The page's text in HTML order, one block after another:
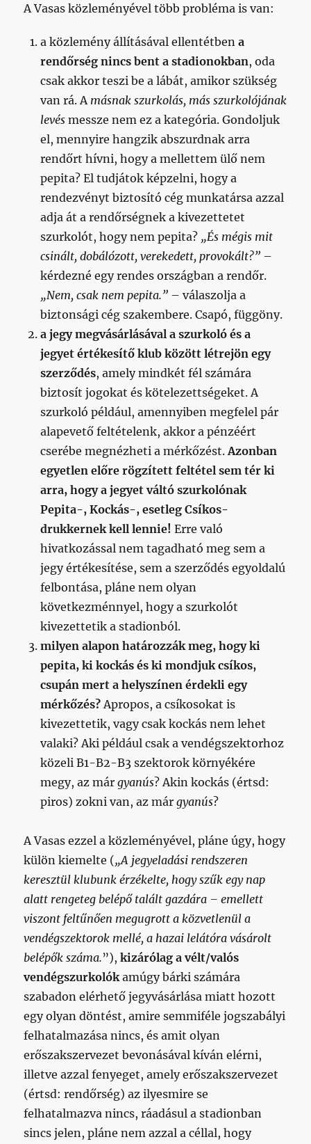
A Vasas közleményével több probléma is van:
a közlemény állításával ellentétbena
rendőrség nincs bent a stadionokban, oda
csak akkor teszi be a lábát, amikor szükség
van rá. A másnak szurkolás, más szurkolójának
levés messze nem ez a kategória. Gondoljuk
el, mennyire hangzik abszurdnak arra
rendőrt hívni, hogy a mellettem ülő nem
pepita? El tudjátok képzelni, hogy a
rendezvényt biztosító cég munkatársa azzal
adja át a rendőrségnek a kivezettetet
szurkolót, hogy nem pepita? „És mégis mit
csinált, dobálózott, verekedett, provokált?” –
kérdezné egy rendes országban a rendőr.
„Nem, csak nem pepita.” – válaszolja a
biztonsági cég szakembere. Csapó, függöny.
a jegy megvásárlásával a szurkoló és a
jegyet értékesítő klub között létrejön egy
szerződés, amely mindkét fél számára
biztosít jogokat és kötelezettségeket. A
szurkoló például, amennyiben megfelel pár
alapevető feltételenk, akkor a pénzéért
cserébe megnézheti a mérkőzést.Azonban
egyetlen előre rögzített feltétel sem tér ki
arra, hogy a jegyet váltó szurkolónak
Pepita-, Kockás-, esetleg Csíkos-
drukkernek kell lennie! Erre való
hivatkozással nem tagadható meg sem a
jegy értékesítése, sem a szerződés egyoldalú
felbontása, pláne nem olyan
következménnyel, hogy a szurkolót
kivezettetik a stadionból.
milyen alapon határozzák meg, hogy ki
pepita, ki kockás és ki mondjuk csíkos,
csupán mert a helyszínen érdekli egy
mérkőzés? Apropos, a csíkosokat is
kivezettetik, vagy csak kockás nem lehet
valaki? Aki például csak a vendégszektorhoz
közeli B1-B2-B3 szektorok környékére
megy, az márgyanús? Akin kockás (értsd:
piros) zokni van, az márgyanús?
A Vasas ezzel a közleményével, pláne úgy, hogy
külön kiemelte („A jegyeladási rendszeren
keresztül klubunk érzékelte, hogy szűk egy nap
alatt rengeteg belépő talált gazdára – emellett
viszont feltűnően megugrott a közvetlenül a
vendégszektorok mellé, a hazai lelátóra vásárolt
belépők száma.”),kizárólag a vélt/valós
vendégszurkolók amúgy bárki számára
szabadon elérhető jegyvásárlása miatt hozott
egy olyan döntést, amire semmiféle jogszabályi
felhatalmazása nincs, és amit olyan
erőszakszervezet bevonásával kíván elérni,
illetve azzal fenyeget, amely erőszakszervezet
(értsd: rendőrség) az ilyesmire se
felhatalmazva nincs, ráadásul a stadionban
sincs jelen, pláne nem azzal a céllal, hogy